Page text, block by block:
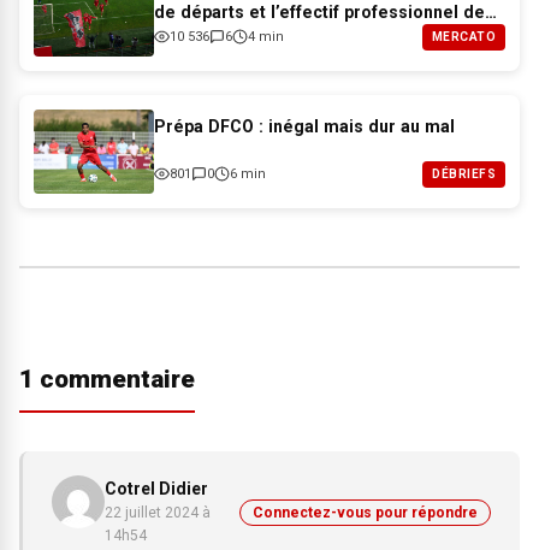
de départs et l’effectif professionnel de
Dijon pour 2026-2027
10 536 6 4 min MERCATO
Prépa DFCO : inégal mais dur au mal
801 0 6 min DÉBRIEFS
1 commentaire
Cotrel Didier
22 juillet 2024 à
14h54
Connectez-vous pour répondre